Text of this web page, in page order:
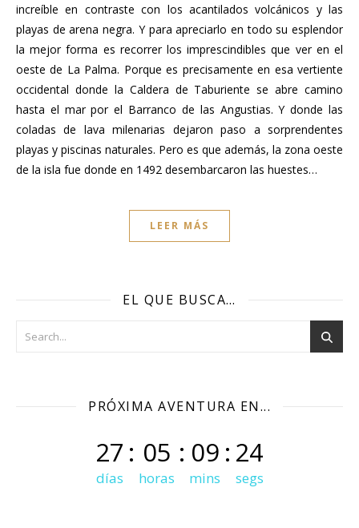
increíble en contraste con los acantilados volcánicos y las
playas de arena negra. Y para apreciarlo en todo su esplendor
la mejor forma es recorrer los imprescindibles que ver en el
oeste de La Palma. Porque es precisamente en esa vertiente
occidental donde la Caldera de Taburiente se abre camino
hasta el mar por el Barranco de las Angustias. Y donde las
coladas de lava milenarias dejaron paso a sorprendentes
playas y piscinas naturales. Pero es que además, la zona oeste
de la isla fue donde en 1492 desembarcaron las huestes…
LEER MÁS
EL QUE BUSCA…
PRÓXIMA AVENTURA EN...
27
días
: 05
horas
: 09
mins
: 23
segs